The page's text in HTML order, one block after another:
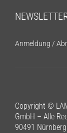
Anmeldung /
Copyright ©
GmbH – Alle
90491 Nürnberg